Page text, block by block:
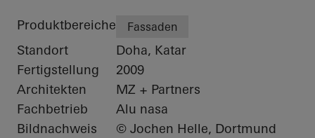
Produktbereiche Fassaden
Standort
Doha, Katar
Fertigstellung
2009
Architekten
MZ + Partners
Fachbetrieb
Alu nasa
Bildnachweis
© Jochen Helle, Dortmund